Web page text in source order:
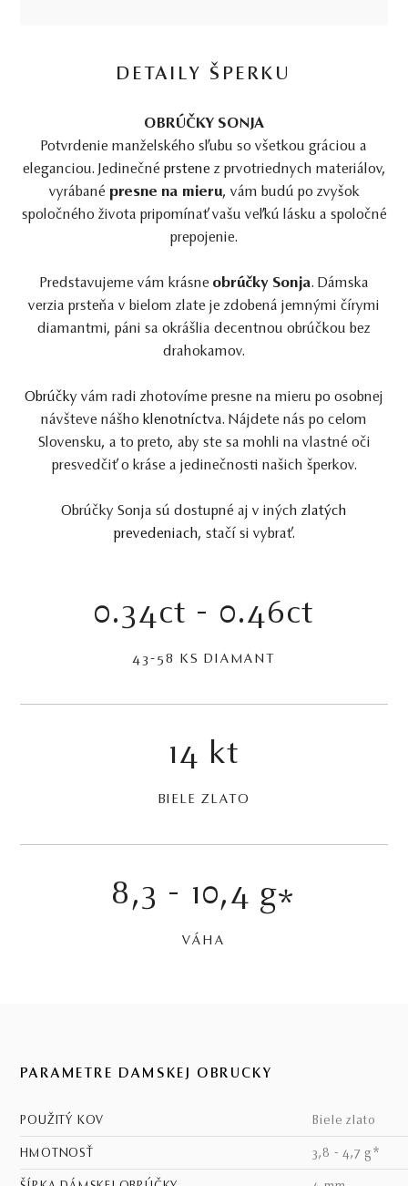
DETAILY ŠPERKU
OBRÚČKY SONJA
Potvrdenie manželského sľubu so všetkou gráciou a
eleganciou. Jedinečné prstene z prvotriednych materiálov,
vyrábané presne na mieru, vám budú po zvyšok
spoločného života pripomínať vašu veľkú lásku a spoločné
prepojenie.
Predstavujeme vám krásne obrúčky Sonja. Dámska
verzia prsteňa v bielom zlate je zdobená jemnými čírymi
diamantmi, páni sa okrášlia decentnou obrúčkou bez
drahokamov.
Obrúčky vám radi zhotovíme presne na mieru po osobnej
návšteve nášho klenotníctva. Nájdete nás po celom
Slovensku, a to preto, aby ste sa mohli na vlastné oči
presvedčiť o kráse a jedinečnosti našich šperkov.
Obrúčky Sonja sú dostupné aj v iných zlatých
prevedeniach, stačí si vybrať.
0.34ct - 0.46ct
43-58 KS DIAMANT
14 kt
BIELE ZLATO
8,3 - 10,4 g*
VÁHA
PARAMETRE DÁMSKEJ OBRÚČKY
POUŽITÝ KOV biele zlato
HMOTNOSŤ 3,8 - 4,7 g*